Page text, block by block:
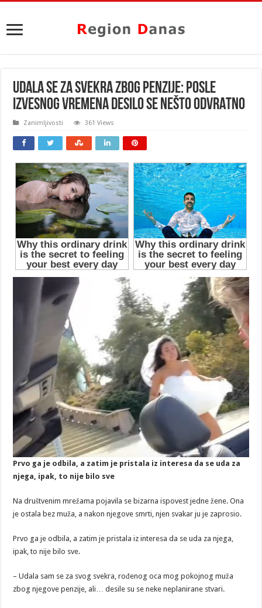
UDALA SE ZA SVEKRA ZBOG PENZIJE: Posle
izvesnog vremena desilo se nešto ODVRATNO
Zanimljivosti 361 Views
Prvo ga je odbila, a zatim je pristala iz interesa da se uda za
njega, ipak, to nije bilo sve
Na društvenim mrežama pojavila se bizarna ispovest jedne žene. Ona
je ostala bez muža, a nakon njegove smrti, njen svakar ju je zaprosio.
Prvo ga je odbila, a zatim je pristala iz interesa da se uda za njega,
ipak, to nije bilo sve.
– Udala sam se za svog svekra, rođenog oca mog pokojnog muža
zbog njegove penzije, ali… desile su se neke neplanirane stvari.